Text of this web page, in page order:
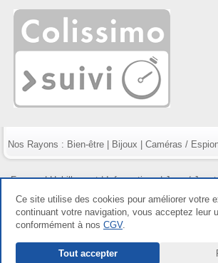
Nos Rayons : Bien-être| Bijoux Caméras /
Fumeur|Habillement|Informatique|Jeux /
Copyright gdetout.fr 2026, tous droits réservés |
Ce site utilise des cookies pour améliorer votre
continuant votre navigation, vous acceptez leur
conformément à nos CGV.
Tout accepter